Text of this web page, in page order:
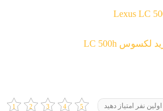
اولین نفر امتیاز دهید